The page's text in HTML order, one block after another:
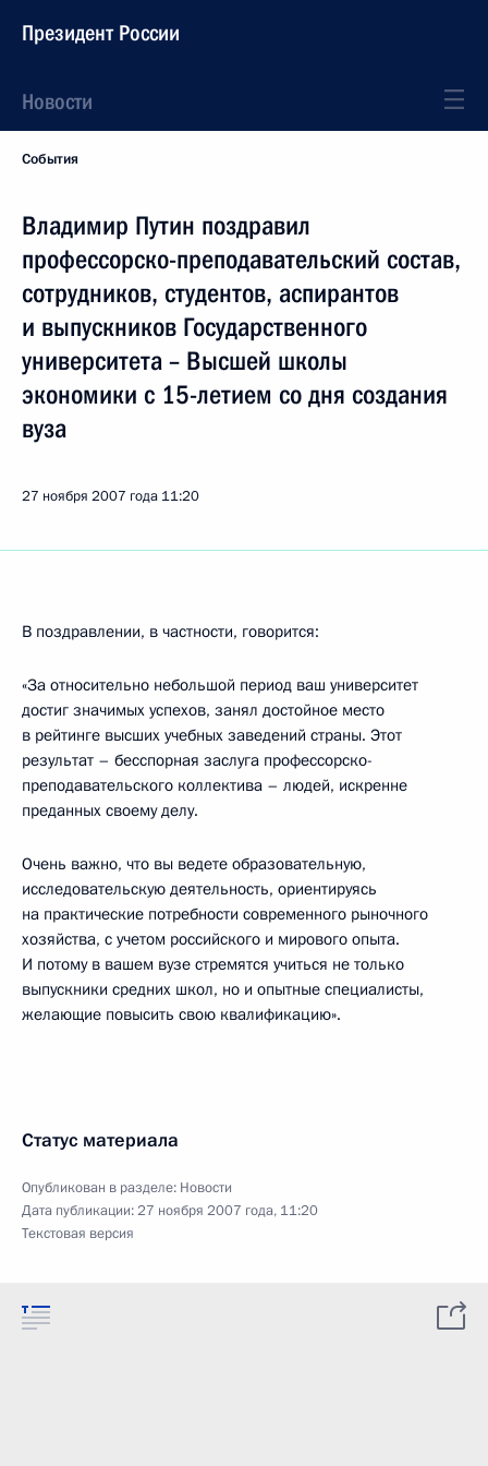
Президент России
Новости
События
Владимир Путин поздравил
профессорско-преподавательский состав,
сотрудников, студентов, аспирантов
и выпускников Государственного
университета – Высшей школы
экономики с 15-летием со дня создания
вуза
27 ноября 2007 года 11:20
В поздравлении, в частности, говорится:
«За относительно небольшой период ваш университет
достиг значимых успехов, занял достойное место
в рейтинге высших учебных заведений страны. Этот
результат – бесспорная заслуга профессорско-
преподавательского коллектива – людей, искренне
преданных своему делу.
Очень важно, что вы ведете образовательную,
исследовательскую деятельность, ориентируясь
на практические потребности современного рыночного
хозяйства, с учетом российского и мирового опыта.
И потому в вашем вузе стремятся учиться не только
выпускники средних школ, но и опытные специалисты,
желающие повысить свою квалификацию».
Статус материала
Опубликован в разделе: Новости
Дата публикации:27 ноября 2007 года, 11:20
Текстовая версия